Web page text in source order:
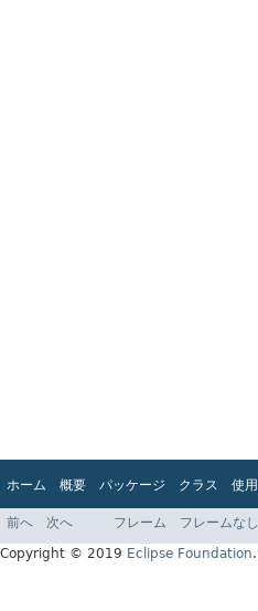
ホーム 概要 パッケージ クラス 使用
インデックス
ヘルプ
前へ 次へ フレーム フレームなし
Copyright © 2019 Eclipse Foundation.